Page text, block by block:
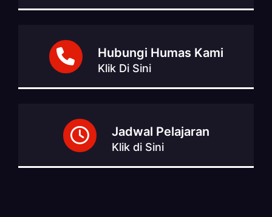
Hubungi Humas Kami
Klik Di Sini
Jadwal Pelajaran
Klik di Sini